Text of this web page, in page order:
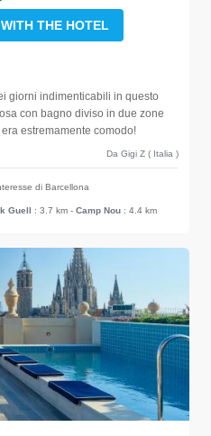
THE HOTEL
giorni indimenticabili in questo
con bagno diviso in due zone
estremamente comodo!
Da Gigi Z ( Italia )
di Barcellona
Guell : 3.7 km - Camp Nou : 4.4 km